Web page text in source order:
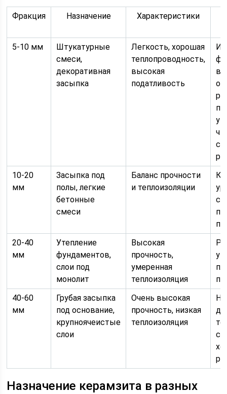
Фракция Назначение
Характеристики
5-10 мм
Штукатурные
смеси,
декоративная
засыпка
Легкость, хорошая
теплопроводность,
высокая
податливость
10-20
мм
Засыпка под
полы, легкие
бетонные
смеси
Баланс прочности
и теплоизоляции
20-40
мм
Утепление
фундаментов,
слои под
монолит
Высокая
прочность,
умеренная
теплоизоляция
40-60
мм
Грубая засыпка
под основание,
крупноячеистые
слои
Очень высокая
прочность, низкая
теплоизоляция
Назначение керамзита в разных